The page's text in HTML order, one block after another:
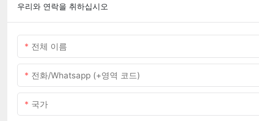
우리와 연락을 취하십시오
전체 이름
전화/whatsapp (+영역 코드)
국가